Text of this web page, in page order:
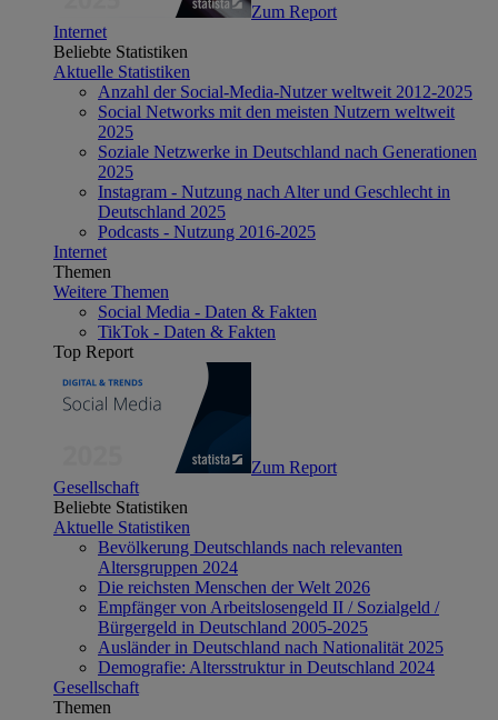
Zum Report
Internet
Beliebte Statistiken
Aktuelle Statistiken
Anzahl der Social-Media-Nutzer weltweit 2012-2025
Social Networks mit den meisten Nutzern weltweit
2025
Soziale Netzwerke in Deutschland nach Generationen
2025
Instagram - Nutzung nach Alter und Geschlecht in
Deutschland 2025
Podcasts - Nutzung 2016-2025
Internet
Themen
Weitere Themen
Social Media - Daten & Fakten
TikTok - Daten & Fakten
Top Report
Zum Report
Gesellschaft
Beliebte Statistiken
Aktuelle Statistiken
Bevölkerung Deutschlands nach relevanten
Altersgruppen 2024
Die reichsten Menschen der Welt 2026
Empfänger von Arbeitslosengeld II / Sozialgeld /
Bürgergeld in Deutschland 2005-2025
Ausländer in Deutschland nach Nationalität 2025
Demografie: Altersstruktur in Deutschland 2024
Gesellschaft
Themen